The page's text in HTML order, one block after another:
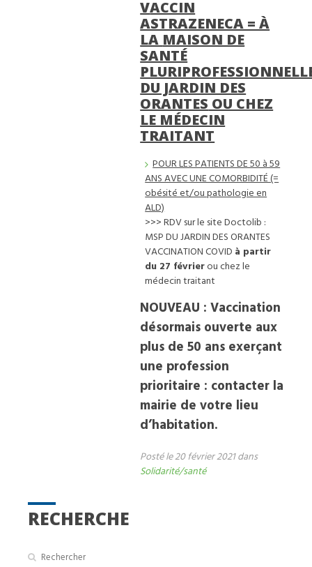
RECHERCHE
VACCIN
ASTRAZENECA = À
LA MAISON DE
SANTÉ
DU JARDIN DES
ORANTES OU CHEZ
LE MÉDECIN
TRAITANT
POUR LES PATIENTS DE 50 à 59
ANS AVEC UNE COMORBIDITÉ (=
obésité et/ou pathologie en
ALD)
>>> RDV sur le site Doctolib :
MSP DU JARDIN DES ORANTES
VACCINATION COVID à partir
du 27 févrierou chez le
médecin traitant
NOUVEAU : Vaccination
désormais ouverte aux
plus de 50 ans exerçant
une profession
prioritaire : contacter la
mairie de votre lieu
d’habitation.
Posté le 20 février 2021 dans
Solidarité/santé